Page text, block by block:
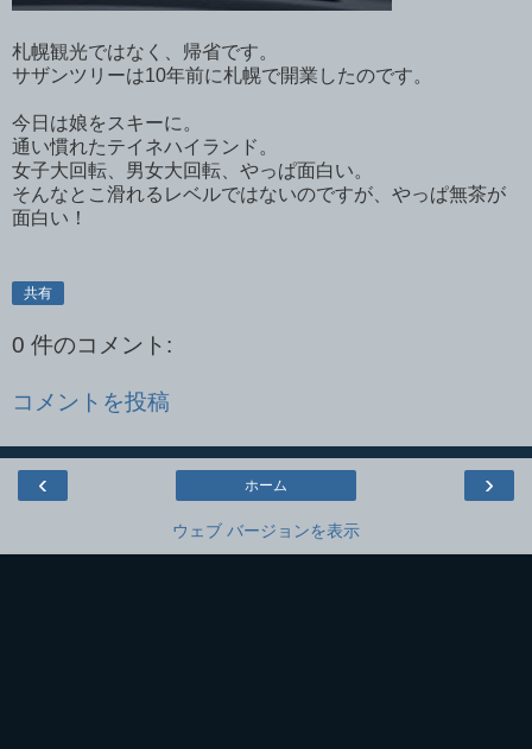
札幌観光ではなく、帰省です。
サザンツリーは10年前に札幌で開業したのです。
今日は娘をスキーに。
通い慣れたテイネハイランド。
女子大回転、男女大回転、やっぱ面白い。
そんなとこ滑れるレベルではないのですが、やっぱ無茶が
面白い！
共有
0 件のコメント:
コメントを投稿
‹ ›
ホーム
ウェブ バージョンを表示